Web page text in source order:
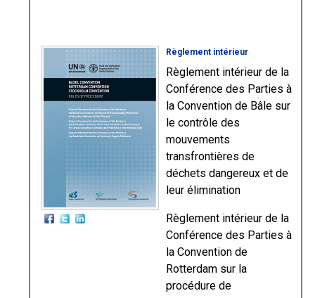
Règlement intérieur
Règlement intérieur de la
Conférence des Parties à
la Convention de Bâle sur
le contrôle des
mouvements
transfrontières de
déchets dangereux et de
leur élimination
Règlement intérieur de la
Conférence des Parties à
la Convention de
Rotterdam sur la
procédure de